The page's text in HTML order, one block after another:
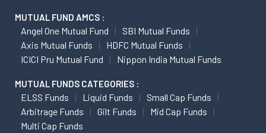
MUTUAL FUND AMCS :
Angel One Mutual Fund
SBI Mutual Funds
Axis Mutual Funds
HDFC Mutual Funds
ICICI Pru Mutual Fund
Nippon India Mutual Funds
MUTUAL FUNDS CATEGORIES :
ELSS Funds Liquid Funds
Small Cap Funds
Arbitrage Funds
Gilt Funds
Mid Cap Funds
Multi Cap Funds